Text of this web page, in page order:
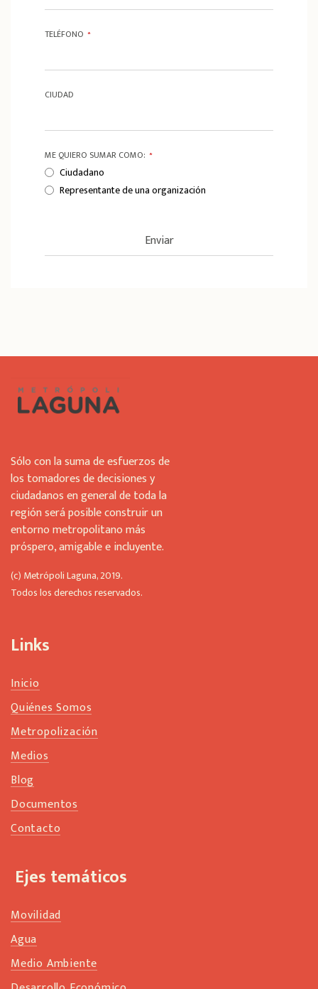
TELÉFONO *
CIUDAD
ME QUIERO SUMAR COMO: *
Ciudadano
Representante de una organización
Enviar
d
s
l
d
b
e
l
e
t
b
k
Sólo con la suma de esfuerzos de
los tomadores de decisiones y
ciudadanos en general de toda la
región será posible construir un
entorno metropolitano más
próspero, amigable e incluyente.
(c) Metrópoli Laguna, 2019.
Todos los derechos reservados.
Links
Inicio
Quiénes Somos
Metropolización
Medios
Blog
Documentos
Contacto
Ejes temáticos
Movilidad
Agua
Medio Ambiente